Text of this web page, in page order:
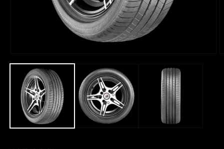
elemento
multimedia
una
ventana
modal